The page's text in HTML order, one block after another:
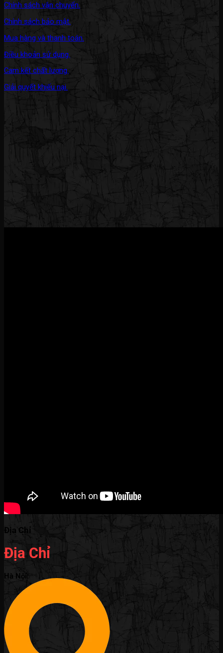
Chính sách vận chuyển.
Chính sách bảo mật.
Mua hàng và thanh toán.
Điều khoản sử dụng.
Cam kết chất lượng.
Giải quyết khiếu nại.
Địa Chỉ
Địa Chỉ
Hà Nội: